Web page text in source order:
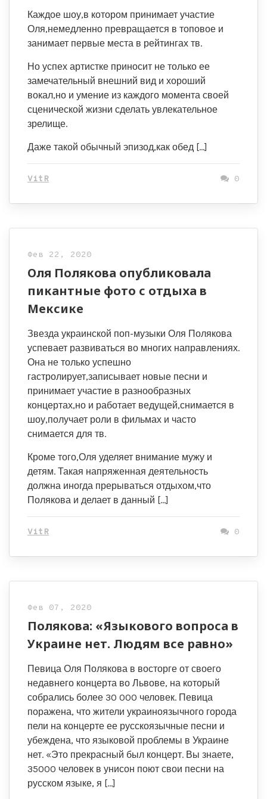
Каждое шоу,в котором принимает участие
Оля,немедленно превращается в топовое и
занимает первые места в рейтингах тв.
Но успех артистке приносит не только ее
замечательный внешний вид и хороший
вокал,но и умение из каждого момента своей
сценической жизни сделать увлекательное
зрелище.
Даже такой обычный эпизод,как обед […]
VitR 0
Фев 22, 2020
Оля Полякова опубликовала
пикантные фото с отдыха в
Мексике
Звезда украинской поп-музыки Оля Полякова
успевает развиваться во многих направлениях.
Она не только успешно
гастролирует,записывает новые песни и
принимает участие в разнообразных
концертах,но и работает ведущей,снимается в
шоу,получает роли в фильмах и часто
снимается для тв.
Кроме того,Оля уделяет внимание мужу и
детям. Такая напряженная деятельность
должна иногда прерываться отдыхом,что
Полякова и делает в данный […]
VitR 0
Фев 07, 2020
Полякова: «Языкового вопроса в
Украине нет. Людям все равно»
Певица Оля Полякова в восторге от своего
недавнего концерта во Львове, на который
собрались более 30 000 человек. Певица
поражена, что жители украиноязычного города
пели на концерте ее русскоязычные песни и
убеждена, что языковой проблемы в Украине
нет. «Это прекрасный был концерт. Вы знаете,
35000 человек в унисон поют свои песни на
русском языке, я […]